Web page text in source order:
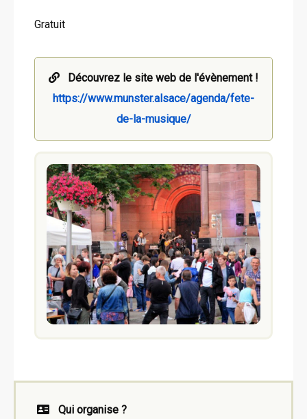
Gratuit
Découvrez le site web de l'évènement !
https://www.munster.alsace/agenda/fete-
de-la-musique/
Qui organise ?